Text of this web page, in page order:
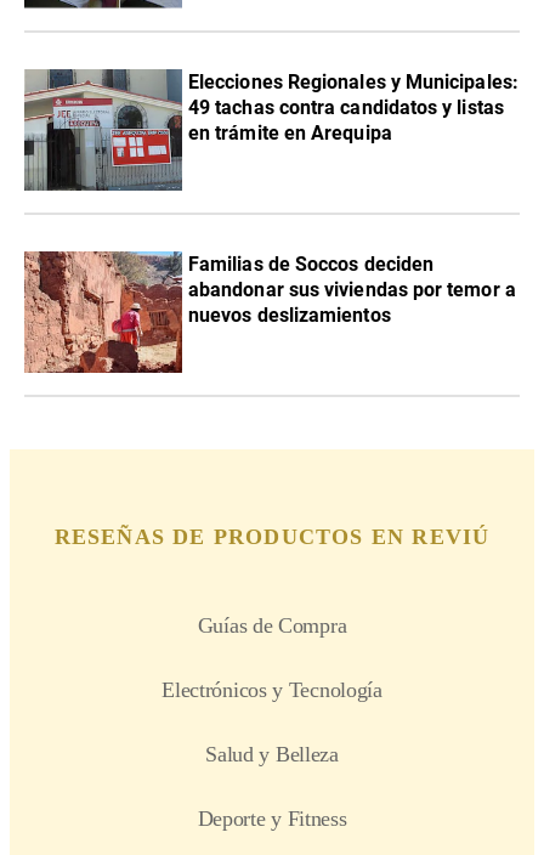
Elecciones Regionales y Municipales:
49 tachas contra candidatos y listas
en trámite en Arequipa
Familias de Soccos deciden
abandonar sus viviendas por temor a
nuevos deslizamientos